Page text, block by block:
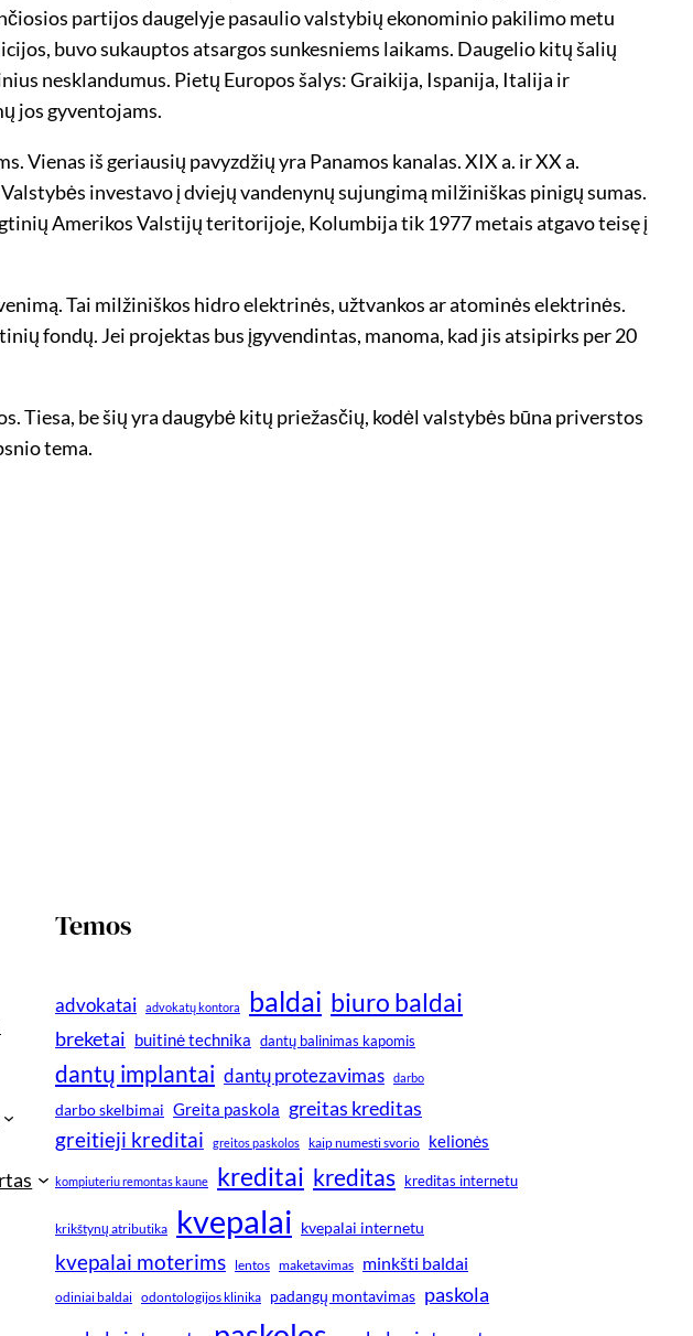
partijos daugelyje pasaulio valstybių ekonominio pakilimo metu
buvo sukauptos atsargos sunkesniems laikams. Daugelio kitų šalių
nesklandumus. Pietų Europos šalys: Graikija, Ispanija, Italija ir
jos gyventojams.
iš geriausių pavyzdžių yra Panamos kanalas. XIX a. ir XX a.
investavo į dviejų vandenynų sujungimą milžiniškas pinigų sumas.
Amerikos Valstijų teritorijoje, Kolumbija tik 1977 metais atgavo teisę į
Tai milžiniškos hidro elektrinės, užtvankos ar atominės elektrinės.
fondų. Jei projektas bus įgyvendintas, manoma, kad jis atsipirks per 20
Tiesa, be šių yra daugybė kitų priežasčių, kodėl valstybės būna priverstos
tema.
Temos
advokatai advokatų kontora baldai biuro baldai
breketai buitinė technika dantų balinimas kapomis
dantų implantai dantų protezavimas darbo
darbo skelbimai Greita paskola greitas kreditas
greitieji kreditai greitos paskolos kaip numesti svorio kelionės
kompiuteriu remontas kaune kreditai kreditas kreditas internetu
krikštynų atributika kvepalai kvepalai internetu
kvepalai moterims lentos maketavimas minkšti baldai
odiniai baldai odontologijos klinika padangų montavimas paskola